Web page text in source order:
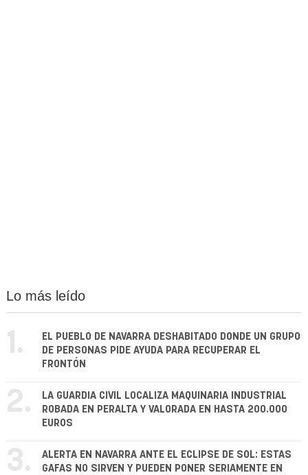
Lo más leído
1.
EL PUEBLO DE NAVARRA DESHABITADO DONDE UN GRUPO
DE PERSONAS PIDE AYUDA PARA RECUPERAR EL
FRONTÓN
2.
LA GUARDIA CIVIL LOCALIZA MAQUINARIA INDUSTRIAL
ROBADA EN PERALTA Y VALORADA EN HASTA 200.000
EUROS
3.
ALERTA EN NAVARRA ANTE EL ECLIPSE DE SOL: ESTAS
GAFAS NO SIRVEN Y PUEDEN PONER SERIAMENTE EN